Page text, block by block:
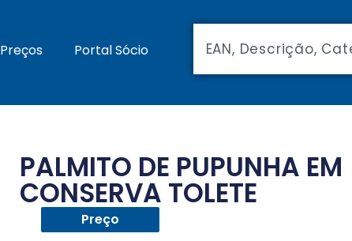
Preços Portal Sócio
PALMITO DE PUPUNHA EM
CONSERVA TOLETE
Preço